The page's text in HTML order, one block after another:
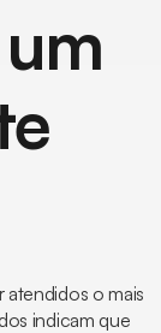
atendidos o mais
indicam que